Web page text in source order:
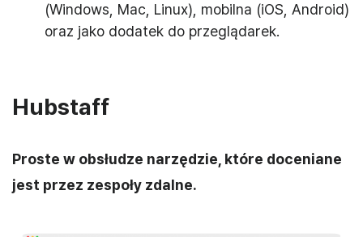
(Windows, Mac, Linux), mobilna (iOS, Android)
oraz jako dodatek do przeglądarek.
Hubstaff
Proste w obsłudze narzędzie, które doceniane
jest przez zespoły zdalne.